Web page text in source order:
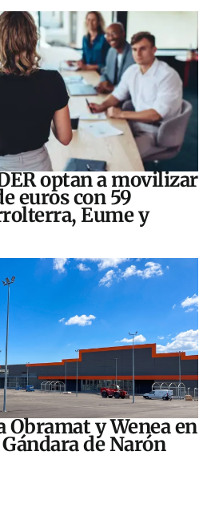
optan a movilizar
euros con 59
Eume y
Obramat y Wenea en
de Narón